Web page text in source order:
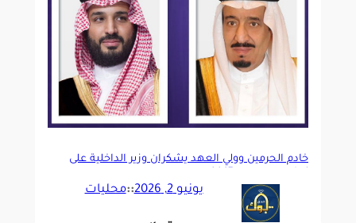
خادم الحرمين وولي العهد يشكران وزير الداخلية على
يونيو 2, 2026 ::محليات